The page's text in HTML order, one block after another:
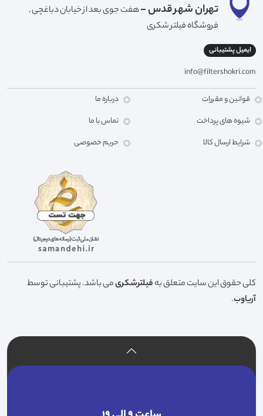
تهران شهر قدس -هفت جوی بعد از خیابان دباغچی ,
فروشگاه فیلتر شکری
ایمیل پشتیبانی
info@filtershokri.com
قوانین و مقررات
شیوه های پرداخت
شرایط ارسال کالا
درباره ما
تماس با ما
حریم خصوصی
کلی حقوق این سایت متعلق بهفیلترشکریمی باشد. پشتیبانی توسط
آریاوب.